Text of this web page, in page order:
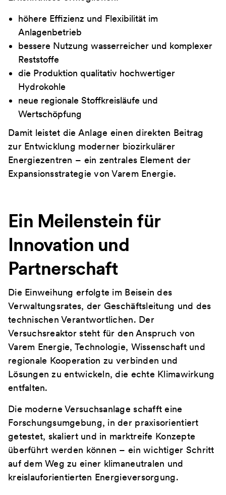
höhere Effizienz und Flexibilität im
Anlagenbetrieb
bessere Nutzung wasserreicher und komplexer
Reststoffe
die Produktion qualitativ hochwertiger
Hydrokohle
neue regionale Stoffkreisläufe und
Wertschöpfung
Damit leistet die Anlage einen direkten Beitrag
zur Entwicklung moderner biozirkulärer
Energiezentren – ein zentrales Element der
Expansionsstrategie von Varem Energie.
Ein Meilenstein für
Innovation und
Partnerschaft
Die Einweihung erfolgte im Beisein des
Verwaltungsrates, der Geschäftsleitung und des
technischen Verantwortlichen. Der
Versuchsreaktor steht für den Anspruch von
Varem Energie, Technologie, Wissenschaft und
regionale Kooperation zu verbinden und
Lösungen zu entwickeln, die echte Klimawirkung
entfalten.
Die moderne Versuchsanlage schafft eine
Forschungsumgebung, in der praxisorientiert
getestet, skaliert und in marktreife Konzepte
überführt werden können – ein wichtiger Schritt
auf dem Weg zu einer klimaneutralen und
kreislauforientierten Energieversorgung.